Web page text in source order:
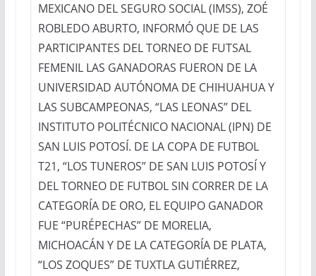
MEXICANO DEL SEGURO SOCIAL (IMSS), ZOÉ
ROBLEDO ABURTO, INFORMÓ QUE DE LAS
PARTICIPANTES DEL TORNEO DE FUTSAL
FEMENIL LAS GANADORAS FUERON DE LA
UNIVERSIDAD AUTÓNOMA DE CHIHUAHUA Y
LAS SUBCAMPEONAS, “LAS LEONAS” DEL
INSTITUTO POLITÉCNICO NACIONAL (IPN) DE
SAN LUIS POTOSÍ. DE LA COPA DE FUTBOL
T21, “LOS TUNEROS” DE SAN LUIS POTOSÍ Y
DEL TORNEO DE FUTBOL SIN CORRER DE LA
CATEGORÍA DE ORO, EL EQUIPO GANADOR
FUE “PURÉPECHAS” DE MORELIA,
MICHOACÁN Y DE LA CATEGORÍA DE PLATA,
“LOS ZOQUES” DE TUXTLA GUTIÉRREZ,